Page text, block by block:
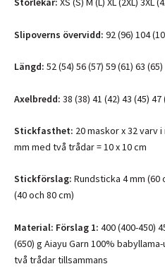
Slipoverns övervidd: 92 (96) 104
Längd: 52 (54) 56 (57) 59 (61) 63
Axelbredd: 38 (38) 41 (42) 43 (45) 47
Stickfasthet: 20 maskor x 32 varv
mm med två trådar = 10 x 10 cm
Stickförslag: Rundsticka 4 mm (60
(40 och 80 cm)
Material: Förslag 1: 400 (400-450)
(650) g Aiayu Garn 100%
två trådar tillsammans